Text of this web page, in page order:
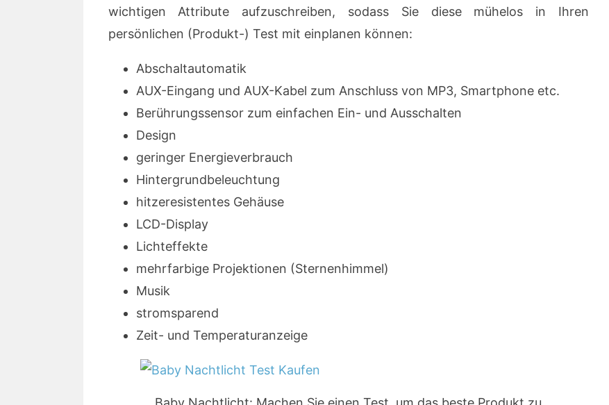
wichtigen Attribute aufzuschreiben, sodass Sie diese mühelos in Ihren
persönlichen (Produkt-) Test mit einplanen können:
Abschaltautomatik
AUX-Eingang und AUX-Kabel zum Anschluss von MP3, Smartphone etc.
Berührungssensor zum einfachen Ein- und Ausschalten
Design
geringer Energieverbrauch
Hintergrundbeleuchtung
hitzeresistentes Gehäuse
LCD-Display
Lichteffekte
mehrfarbige Projektionen (Sternenhimmel)
Musik
stromsparend
Zeit- und Temperaturanzeige